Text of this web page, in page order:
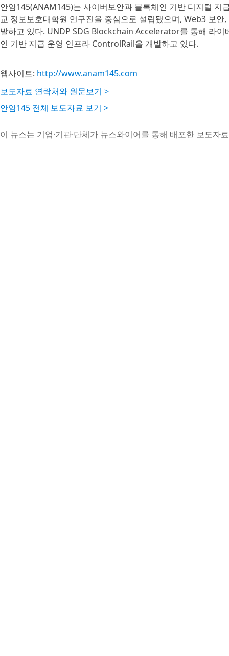
안암145(ANAM145)는 사이버보안과 블록체인 기반 디지털 지
교 정보보호대학원 연구진을 중심으로 설립됐으며, Web3 보
발하고 있다. UNDP SDG Blockchain Accelerator를 통해 라
인 기반 지급 운영 인프라 ControlRail을 개발하고 있다.
웹사이트: http://www.anam145.com
보도자료 연락처와 원문보기 >
안암145 전체 보도자료 보기 >
이 뉴스는 기업·기관·단체가 뉴스와이어를 통해 배포한 보도자